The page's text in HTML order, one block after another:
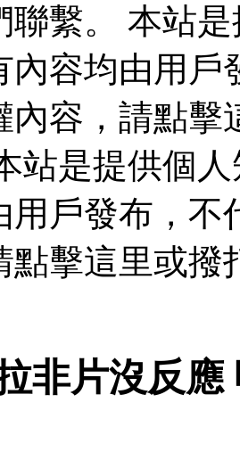
聯繫。 本站
內容均由用
內容，請點擊
站是提供個
用戶發布，不
點擊這里或撥
非片沒反